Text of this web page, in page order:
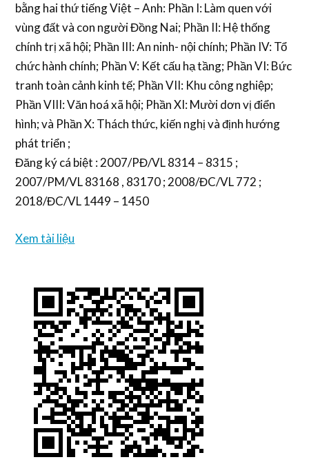
bằng hai thứ tiếng Việt – Anh: Phần I: Làm quen với
vùng đất và con người Đồng Nai; Phần II: Hệ thống
chính trị xã hội; Phần III: An ninh- nội chính; Phần IV: Tổ
chức hành chính; Phần V: Kết cấu hạ tầng; Phần VI: Bức
tranh toàn cảnh kinh tế; Phần VII: Khu công nghiệp;
Phần VIII: Văn hoá xã hội; Phần XI: Mười dơn vị điển
hình; và Phần X: Thách thức, kiến nghị và định hướng
phát triển ;
Đăng ký cá biệt : 2007/PĐ/VL 8314 – 8315 ;
2007/PM/VL 83168 , 83170 ; 2008/ĐC/VL 772 ;
2018/ĐC/VL 1449 – 1450
Xem tài liệu